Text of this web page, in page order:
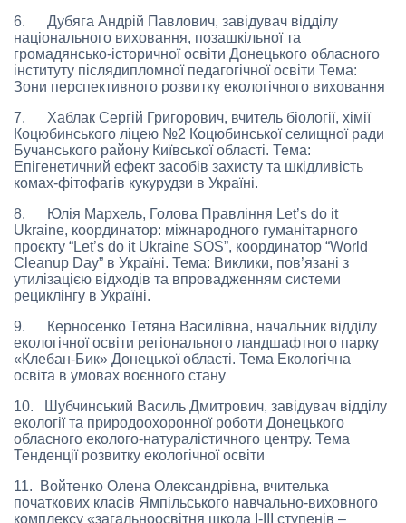
6. Дубяга Андрій Павлович, завідувач відділу
національного виховання, позашкільної та
громадянсько-історичної освіти Донецького обласного
інституту післядипломної педагогічної освіти Тема:
Зони перспективного розвитку екологічного виховання
7. Хаблак Сергій Григорович, вчитель біології, хімії
Коцюбинського ліцею №2 Коцюбинської селищної ради
Бучанського району Київської області. Тема:
Епігенетичний ефект засобів захисту та шкідливість
комах-фітофагів кукурудзи в Україні.
8. Юлія Мархель, Голова Правління Let’s do it
Ukraine, координатор: міжнародного гуманітарного
проєкту “Let’s do it Ukraine SOS”, координатор “World
Cleanup Day” в Україні. Тема: Виклики, пов’язані з
утилізацією відходів та впровадженням системи
рециклінгу в Україні.
9. Керносенко Тетяна Василівна, начальник відділу
екологічної освіти регіонального ландшафтного парку
«Клебан-Бик» Донецької області. Тема Екологічна
освіта в умовах воєнного стану
10. Шубчинський Василь Дмитрович, завідувач відділу
екології та природоохоронної роботи Донецького
обласного еколого-натуралістичного центру. Тема
Тенденції розвитку екологічної освіти
11. Войтенко Олена Олександрівна, вчителька
початкових класів Ямпільського навчально-виховного
комплексу «загальноосвітня школа І-ІІІ ступенів –